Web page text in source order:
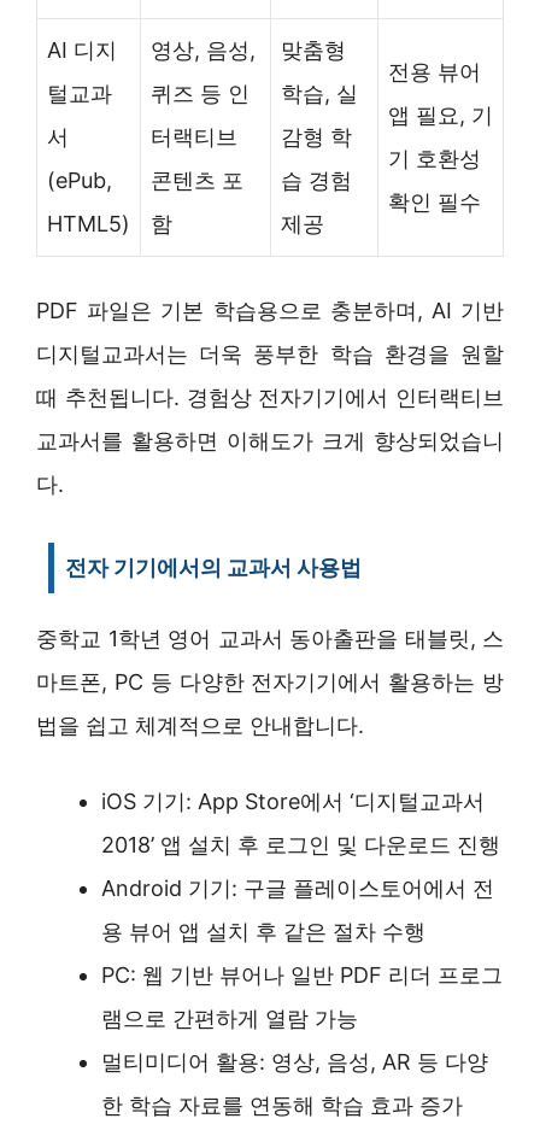
AI 디지
털교과
서
(ePub,
HTML5)
영상, 음성,
퀴즈 등 인
터랙티브
콘텐츠 포
함
맞춤형
학습, 실
감형 학
습 경험
제공
전용 뷰어
앱 필요, 기
기 호환성
확인 필수
PDF 파일은 기본 학습용으로 충분하며, AI 기반
디지털교과서는 더욱 풍부한 학습 환경을 원할
때 추천됩니다. 경험상 전자기기에서 인터랙티브
교과서를 활용하면 이해도가 크게 향상되었습니
다.
전자 기기에서의 교과서 사용법
중학교 1학년 영어 교과서 동아출판을 태블릿, 스
마트폰, PC 등 다양한 전자기기에서 활용하는 방
법을 쉽고 체계적으로 안내합니다.
iOS 기기: App Store에서 ‘디지털교과서
2018’ 앱 설치 후 로그인 및 다운로드 진행
Android 기기: 구글 플레이스토어에서 전
용 뷰어 앱 설치 후 같은 절차 수행
PC: 웹 기반 뷰어나 일반 PDF 리더 프로그
램으로 간편하게 열람 가능
멀티미디어 활용: 영상, 음성, AR 등 다양
한 학습 자료를 연동해 학습 효과 증가